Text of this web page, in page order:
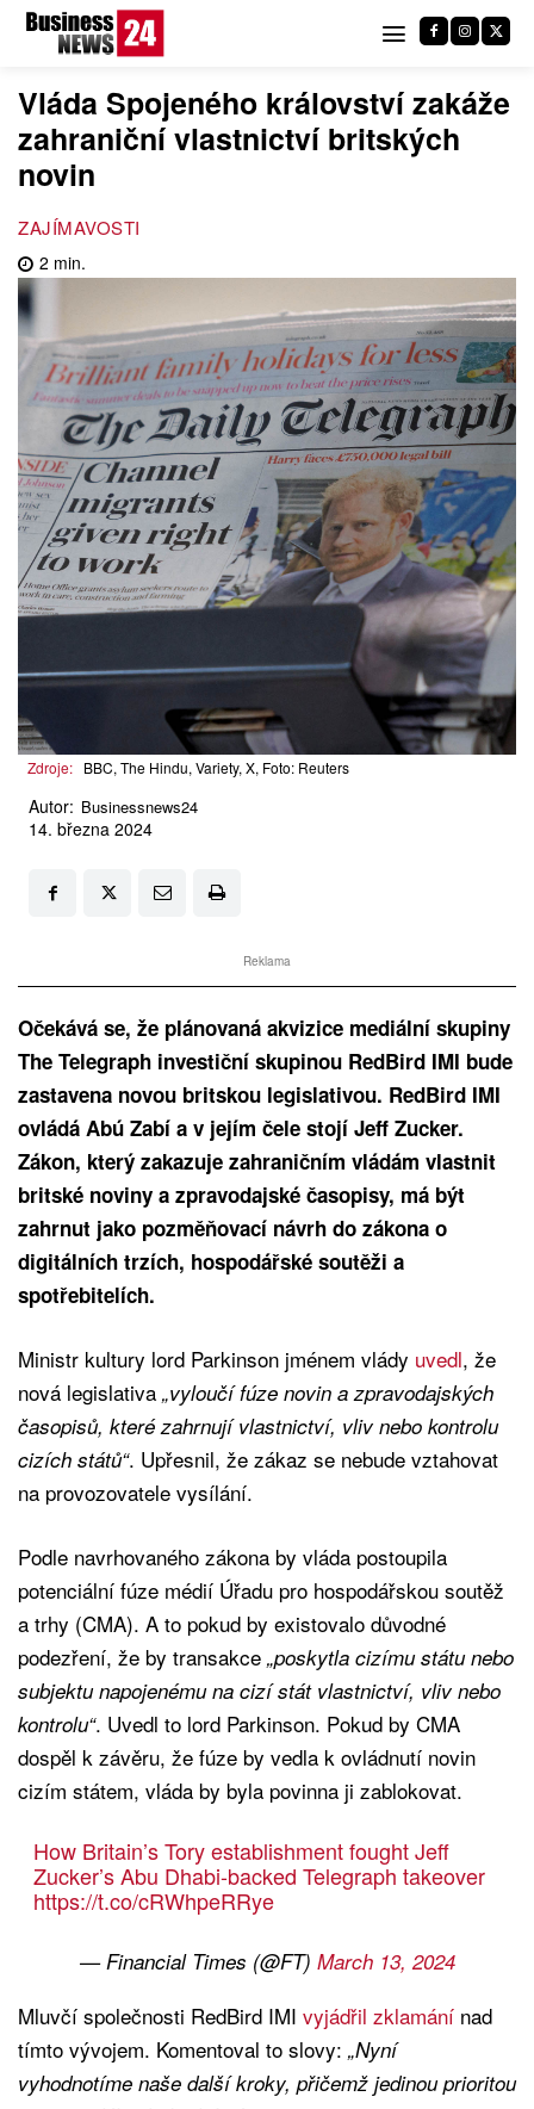
Vláda Spojeného království zakáže
zahraniční vlastnictví britských
novin
ZAJÍMAVOSTI
2 min.
Zdroje: BBC, The Hindu, Variety, X, Foto: Reuters
Autor: Businessnews24
14. března 2024
Reklama
Očekává se, že plánovaná akvizice mediální skupiny
The Telegraph investiční skupinou RedBird IMI bude
zastavena novou britskou legislativou. RedBird IMI
ovládá Abú Zabí a v jejím čele stojí Jeff Zucker.
Zákon, který zakazuje zahraničním vládám vlastnit
britské noviny a zpravodajské časopisy, má být
zahrnut jako pozměňovací návrh do zákona o
digitálních trzích, hospodářské soutěži a
spotřebitelích.
Ministr kultury lord Parkinson jménem vlády uvedl, že
nová legislativa „vyloučí fúze novin a zpravodajských
časopisů, které zahrnují vlastnictví, vliv nebo kontrolu
cizích států“. Upřesnil, že zákaz se nebude vztahovat
na provozovatele vysílání.
Podle navrhovaného zákona by vláda postoupila
potenciální fúze médií Úřadu pro hospodářskou soutěž
a trhy (CMA). A to pokud by existovalo důvodné
podezření, že by transakce „poskytla cizímu státu nebo
subjektu napojenému na cizí stát vlastnictví, vliv nebo
kontrolu“. Uvedl to lord Parkinson. Pokud by CMA
dospěl k závěru, že fúze by vedla k ovládnutí novin
cizím státem, vláda by byla povinna ji zablokovat.
How Britain’s Tory establishment fought Jeff
Zucker’s Abu Dhabi-backed Telegraph takeover
https://t.co/cRWhpeRRye
— Financial Times (@FT) March 13, 2024
Mluvčí společnosti RedBird IMI vyjádřil zklamání nad
tímto vývojem. Komentoval to slovy: „Nyní
vyhodnotíme naše další kroky, přičemž jedinou prioritou